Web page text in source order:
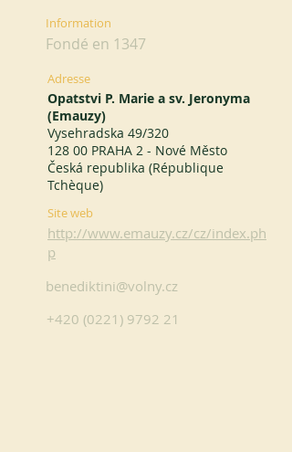
Information
Fondé en 1347
Adresse
Opatstvi P. Marie a sv. Jeronyma
(Emauzy)
Vysehradska 49/320
128 00 PRAHA 2 - Nové Město
Česká republika (République
Tchèque)
Site web
http://www.emauzy.cz/cz/index.ph
p
benediktini@volny.cz
+420 (0221) 9792 21